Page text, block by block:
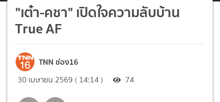
"เต๋า-คชา" เปิดใจความลับบ้าน
True AF
TNN ช่อง16
30 เมษายน 2569 ( 14:14 ) 74